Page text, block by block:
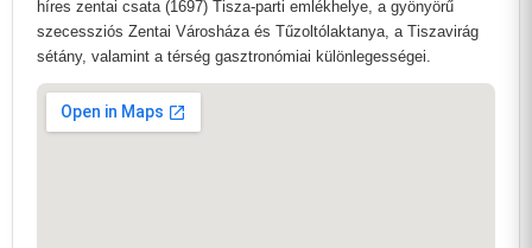
híres zentai csata (1697) Tisza-parti emlékhelye, a gyönyörű
szecessziós Zentai Városháza és Tűzoltólaktanya, a Tiszavirág
sétány, valamint a térség gasztronómiai különlegességei.